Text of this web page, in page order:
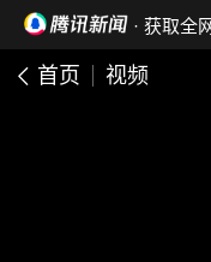
· 获取全
首页 视频